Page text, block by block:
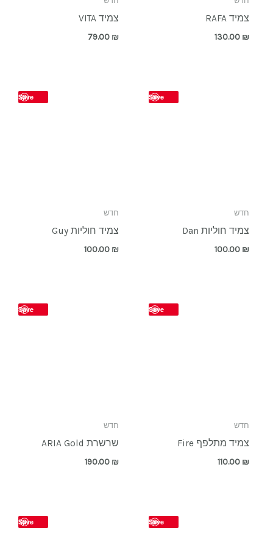
צמיד RAFA
130.00 ₪
צמיד VITA
79.00 ₪
Save
חדש
צמיד חוליות Dan
100.00 ₪
Save
חדש
צמיד חוליות Guy
100.00 ₪
Save
חדש
צמיד מתלפף Fire
110.00 ₪
Save
חדש
שרשרת ARIA Gold
190.00 ₪
Save
Save